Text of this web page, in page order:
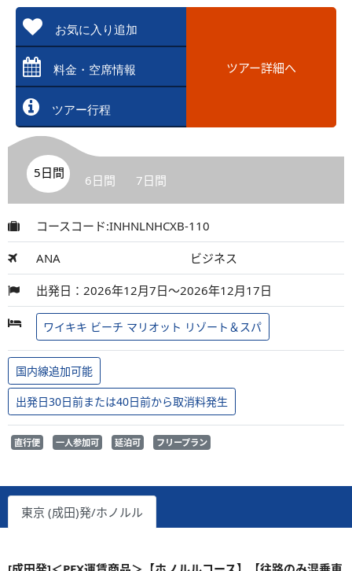
お気に入り追加
料金・空席情報
ツアー行程
ツアー詳細へ
5日間 6日間 7日間
コースコード:INHNLNHCXB-110
ANA ビジネス
出発日：2026年12月7日～2026年12月17日
ワイキキ ビーチ マリオット リゾート＆スパ
国内線追加可能
出発日30日前または40日前から取消料発生
直行便 一人参加可 延泊可 フリープラン
東京 (成田)発/ホノルル